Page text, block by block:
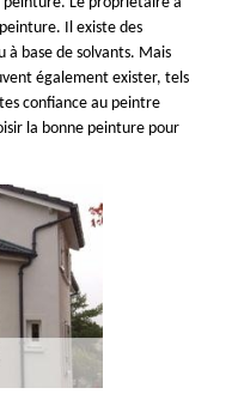
Il existe des
à base de solvants. Mais
également exister, tels
confiance au peintre
la bonne peinture pour